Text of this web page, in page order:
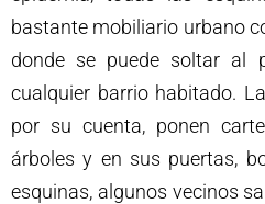
bastante mobiliario urbano
donde se puede soltar al
cualquier barrio habitado.
por su cuenta, ponen
árboles y en sus puertas,
esquinas, algunos vecinos